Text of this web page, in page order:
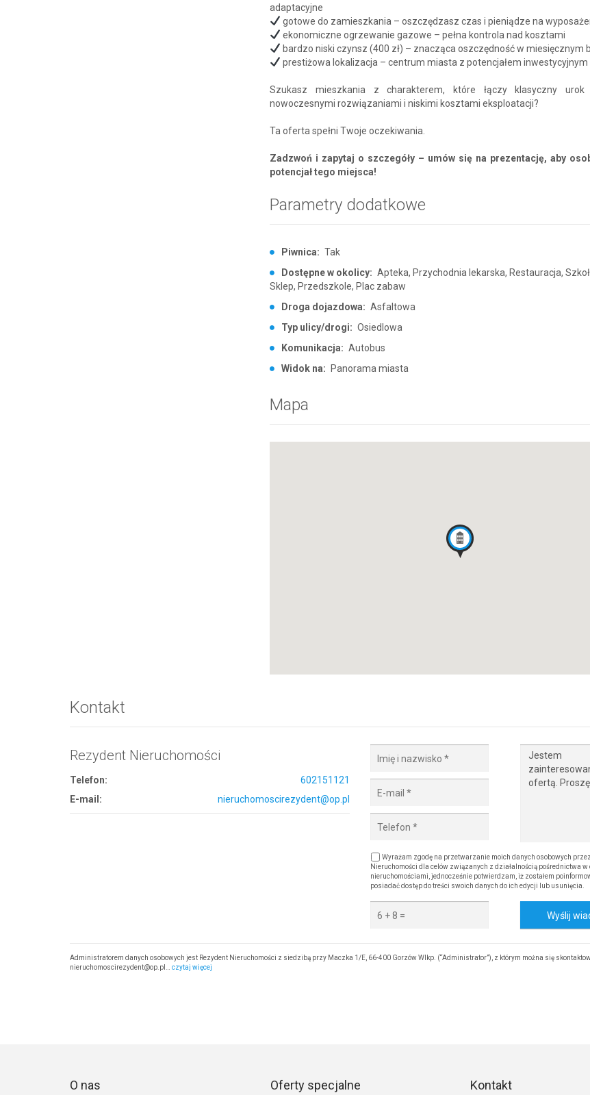
adaptacyjne
gotowe do zamieszkania – oszczędzasz czas i pieniądze na
ekonomiczne ogrzewanie gazowe – pełna kontrola nad kosztami
bardzo niski czynsz (400 zł) – znacząca oszczędność w miesięcznym
prestiżowa lokalizacja – centrum miasta z potencjałem inwestycyjnym
Szukasz mieszkania z charakterem, które łączy klasyczny
nowoczesnymi rozwiązaniami i niskimi kosztami eksploatacji?
Ta oferta spełni Twoje oczekiwania.
Zadzwoń i zapytaj o szczegóły – umów się na prezentację, aby
potencjał tego miejsca!
Parametry dodatkowe
Piwnica: Tak
Dostępne w okolicy: Apteka, Przychodnia lekarska, Restauracja,
Sklep, Przedszkole, Plac zabaw
Droga dojazdowa: Asfaltowa
Typ ulicy/drogi: Osiedlowa
Komunikacja: Autobus
Widok na:
Panorama miasta
Mapa
Kontakt
Rezydent Nieruchomości
Telefon:
602151121
E-mail:
nieruchomoscirezydent@op.pl
Wyrażam zgodę na przetwarzanie moich danych osobowych
Nieruchomości dla celów związanych z działalnością pośrednictwa w
nieruchomościami, jednocześnie potwierdzam, iż zostałem
posiadać dostęp do treści swoich danych do ich edycji lub usunięcia.
Wyślij
Administratorem danych osobowych jest Rezydent Nieruchomości z siedzibą przy Maczka 1/E, 66-400 Gorzów Wlkp. (“Administrator”), z którym można się
nieruchomoscirezydent@op.pl… czytaj więcej
O nas Oferty specjalne Kontakt